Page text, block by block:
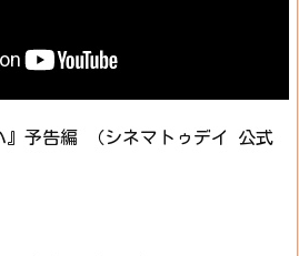
』予告編 （シネマトゥデイ 公式